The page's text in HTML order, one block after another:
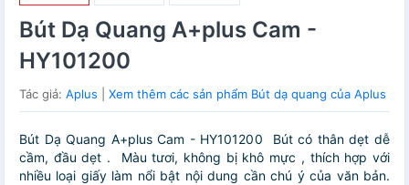
Bút Dạ Quang A+plus Cam -
HY101200
Tác giả: Aplus Xem thêm các sản phẩm Bút dạ quang của Aplus
Bút Dạ Quang A+plus Cam - HY101200 Bút có thân dẹt dễ
cầm, đầu dẹt . Màu tươi, không bị khô mực , thích hợp với
nhiều loại giấy làm nổi bật nội dung cần chú ý của văn bản.